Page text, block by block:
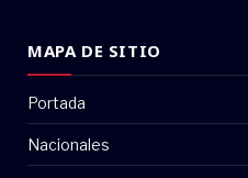
MAPA DE SITIO
Portada
Nacionales